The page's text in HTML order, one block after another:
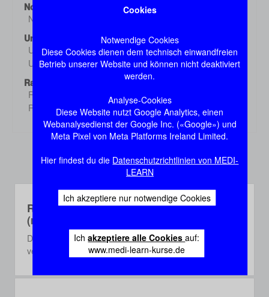
Cookies
Notwendige Cookies
Diese Cookies dienen dem technisch einwandfreien
Betrieb unserer Website und können nicht deaktiviert
werden.
Analyse-Cookies
Diese Website nutzt Google Analytics, einen
Webanalysedienst der Google Inc. («Google») und
Meta Pixel von Meta Platforms Ireland Limited.
Hier findest du die Datenschutzrichtlinien von MEDI-
LEARN
Ich akzeptiere nur notwendige Cookies
Ichakzeptiere alle Cookiesauf:
www.medi-learn-kurse.de
Notfall
Notfall
Untersuchung
Untersuchung 1
Demo
Untersuchung 2 Demo
Radiologie
Radiologie 1
Radiologie 2 Demo
Rec-Webinare
(recorded)
Die Rec-Webinare sind Aufzeichnungen aus einem der
vergangenen 3 Semester.